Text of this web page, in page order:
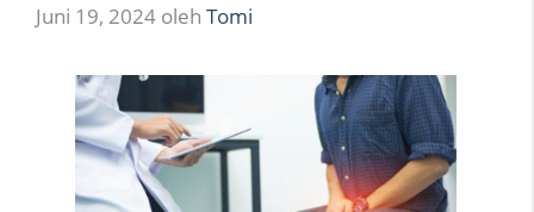
Juni 19, 2024 oleh Tomi